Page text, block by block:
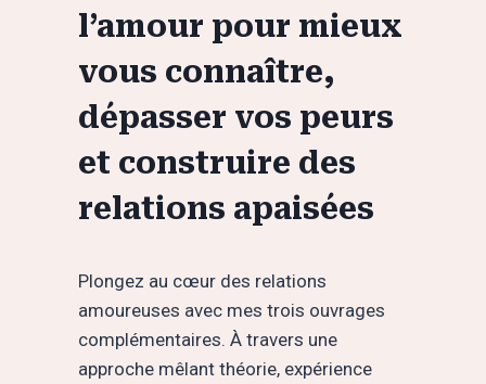
l’amour pour mieux
vous connaître,
dépasser vos peurs
et construire des
relations apaisées
Plongez au cœur des relations
amoureuses avec mes trois ouvrages
complémentaires. À travers une
approche mêlant théorie, expérience